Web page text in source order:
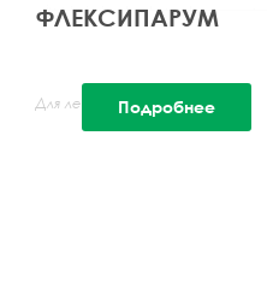
ФЛЕКСИПАРУМ
Для лечения ОРВИ и гриппа
Подробнее